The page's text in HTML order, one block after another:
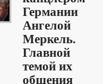
Германии
Ангелой
Меркель.
Главной
темой их
общения